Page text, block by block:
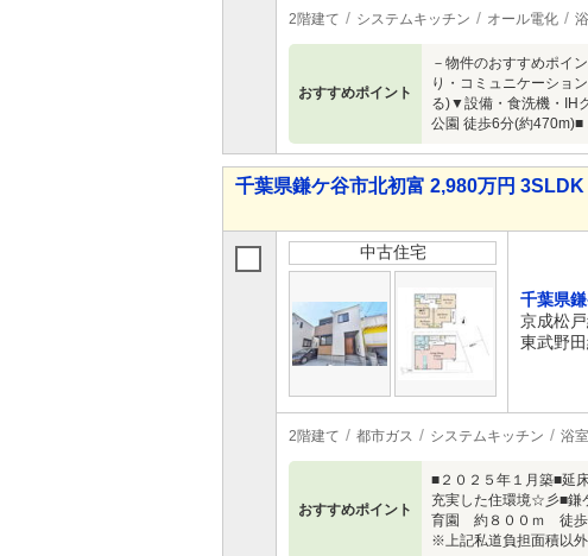
2階建て システムキッチン オール電化
おすすめポイント
－物件のおすすめポイ
り・コミュニケーショ
る)▼設備・食洗機・IH
公園 徒歩6分(約
千葉県鎌ケ谷市北初富 2,980万円 3SLDK
中古住宅
千葉県
京成松
東武野
2階建て 都市ガス システムキッチン 浴
おすすめポイント
■２０２５年１月築■延
充実した住環境☆彡■
育園 約８００ｍ 徒歩
※上記私道負担面積以